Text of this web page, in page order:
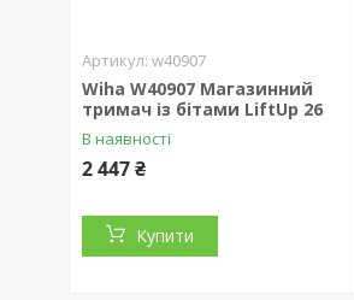
w40907
Wiha W40907 Магазинний
тримач із бітами LiftUp 26
В наявності
2 447 ₴
Купити